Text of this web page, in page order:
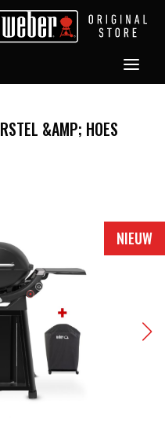
&AMP; HOES
NIEUW